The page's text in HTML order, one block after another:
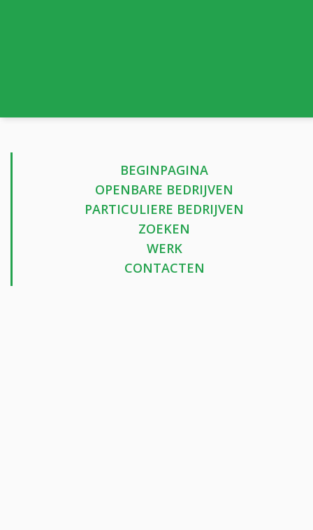
BEGINPAGINA
OPENBARE BEDRIJVEN
PARTICULIERE BEDRIJVEN
ZOEKEN
WERK
CONTACTEN